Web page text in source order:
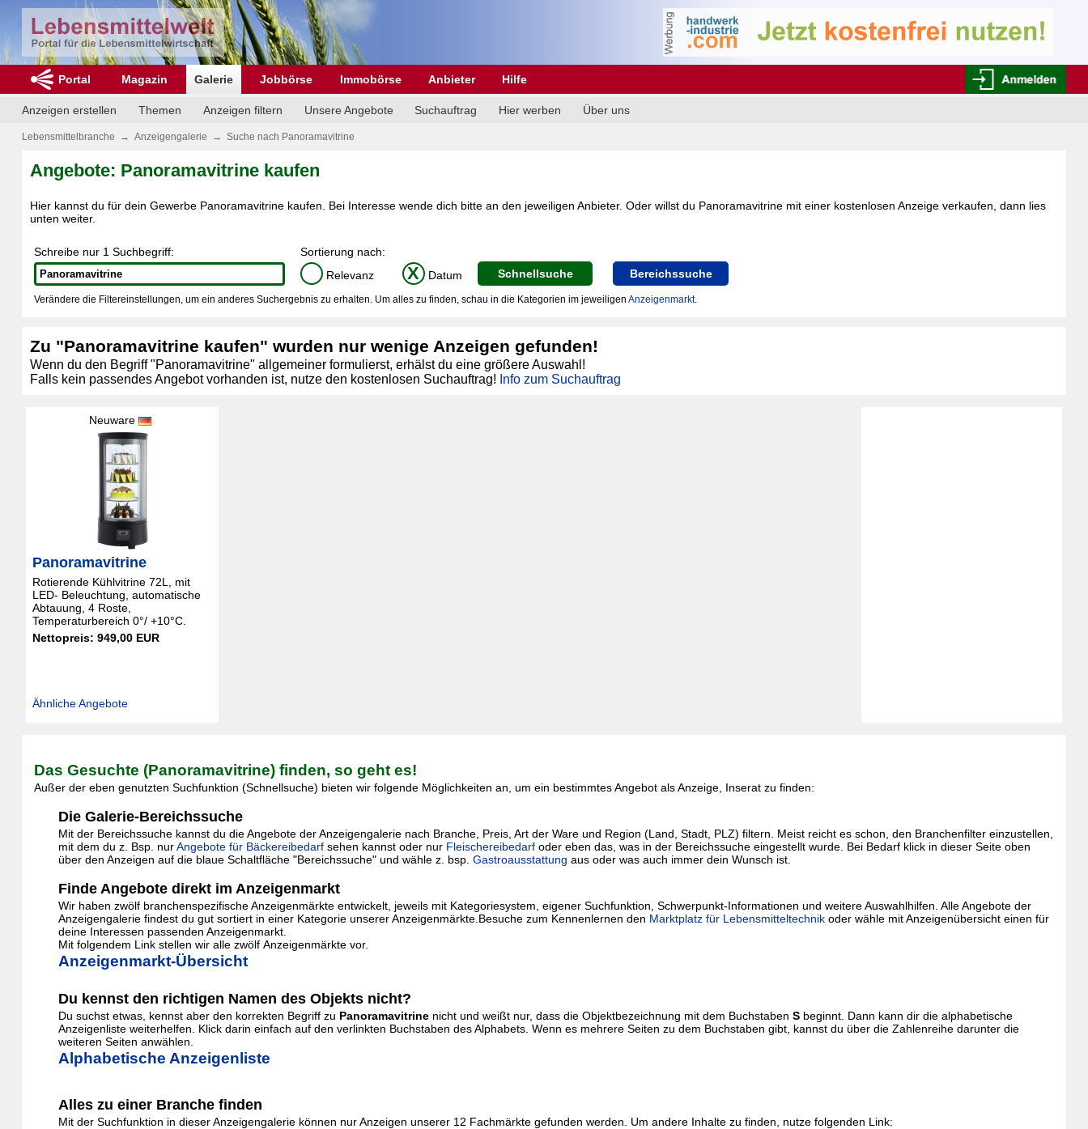
Portal Magazin Galerie Jobbörse Immobörse Anbieter Hilfe
Anzeigen erstellen Themen Anzeigen filtern Unsere Angebote Suchauftrag Hier werben Über uns
Lebensmittelbranche → Anzeigengalerie → Suche nach Panoramavitrine
Angebote: Panoramavitrine kaufen
Hier kannst du für dein Gewerbe Panoramavitrine kaufen. Bei Interesse wende dich bitte an den jeweiligen Anbieter. Oder willst du Panoramavitrine mit einer kostenlosen Anzeige verkaufen, dann lies
unten weiter.
Schreibe nur 1 Suchbegriff:
Sortierung nach:
Relevanz
X Datum Schnellsuche Bereichssuche
Verändere die Filtereinstellungen, um ein anderes Suchergebnis zu erhalten. Um alles zu finden, schau in die Kategorien im jeweiligen Anzeigenmarkt.
Zu "Panoramavitrine kaufen" wurden nur wenige Anzeigen gefunden!
Wenn du den Begriff "Panoramavitrine" allgemeiner formulierst, erhälst du eine größere Auswahl!
Falls kein passendes Angebot vorhanden ist, nutze den kostenlosen Suchauftrag! Info zum Suchauftrag
Neuware
Panoramavitrine
Rotierende Kühlvitrine 72L, mit
LED- Beleuchtung, automatische
Abtauung, 4 Roste,
Temperaturbereich 0°/ +10°C.
Nettopreis: 949,00 EUR
Ähnliche Angebote
Das Gesuchte (Panoramavitrine) finden, so geht es!
Außer der eben genutzten Suchfunktion (Schnellsuche) bieten wir folgende Möglichkeiten an, um ein bestimmtes Angebot als Anzeige, Inserat zu finden:
Die Galerie-Bereichssuche
Mit der Bereichssuche kannst du die Angebote der Anzeigengalerie nach Branche, Preis, Art der Ware und Region (Land, Stadt, PLZ) filtern. Meist reicht es schon, den Branchenfilter einzustellen,
mit dem du z. Bsp. nurAngebote für Bäckereibedarfsehen kannst oder nur Fleischereibedarfoder eben das, was in der Bereichssuche eingestellt wurde. Bei Bedarf klick in dieser Seite oben
über den Anzeigen auf die blaue Schaltfläche "Bereichssuche" und wähle z. bsp. Gastroausstattung aus oder was auch immer dein Wunsch ist.
Finde Angebote direkt im Anzeigenmarkt
Wir haben zwölf branchenspezifische Anzeigenmärkte entwickelt, jeweils mit Kategoriesystem, eigener Suchfunktion, Schwerpunkt-Informationen und weitere Auswahlhilfen. Alle Angebote der
Anzeigengalerie findest du gut sortiert in einer Kategorie unserer Anzeigenmärkte.Besuche zum Kennenlernen den Marktplatz für Lebensmitteltechnikoder wähle mit Anzeigenübersicht einen für
deine Interessen passenden Anzeigenmarkt.
Mit folgendem Link stellen wir alle zwölf Anzeigenmärkte vor.
Anzeigenmarkt-Übersicht
Du kennst den richtigen Namen des Objekts nicht?
Du suchst etwas, kennst aber den korrekten Begriff zu Panoramavitrinenicht und weißt nur, dass die Objektbezeichnung mit dem Buchstaben Sbeginnt. Dann kann dir die alphabetische
Anzeigenliste weiterhelfen. Klick darin einfach auf den verlinkten Buchstaben des Alphabets. Wenn es mehrere Seiten zu dem Buchstaben gibt, kannst du über die Zahlenreihe darunter die
weiteren Seiten anwählen.
Alphabetische Anzeigenliste
Alles zu einer Branche finden
Mit der Suchfunktion in dieser Anzeigengalerie können nur Anzeigen unserer 12 Fachmärkte gefunden werden. Um andere Inhalte zu finden, nutze folgenden Link: